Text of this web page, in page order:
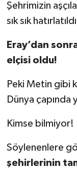
Şehrimizin
sık sık
Eray’dan
elçisi oldu!
Peki Metin gibi
Dünya
Kimse bilmiyor!
Söylenenlere
şehirlerinin